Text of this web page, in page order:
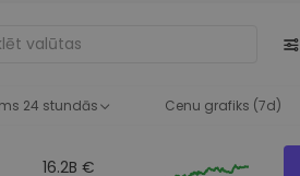
24 stundās Cenu grafiks (7d)
16.2B €